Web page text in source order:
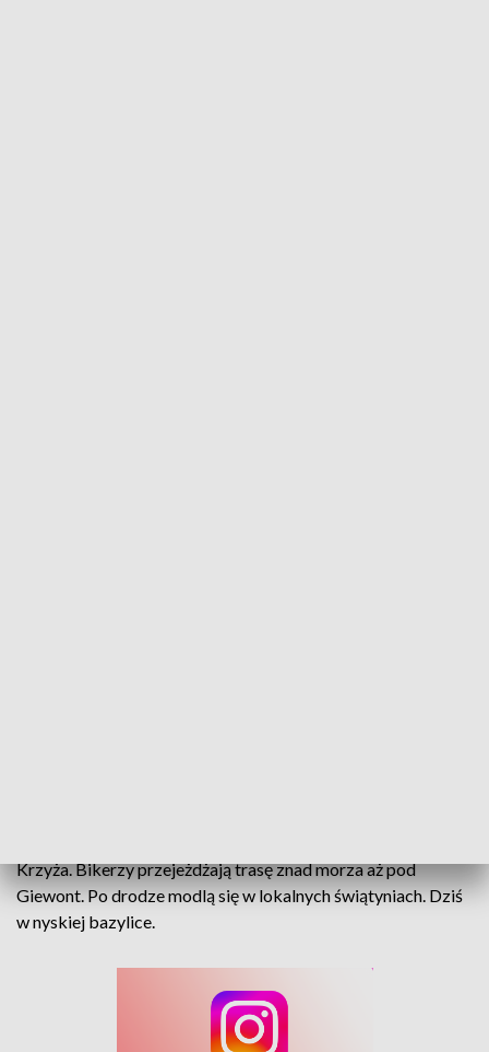
Krzyża. Bikerzy przejeżdżają trasę znad morza aż pod
Giewont. Po drodze modlą się w lokalnych świątyniach. Dziś
w nyskiej bazylice.